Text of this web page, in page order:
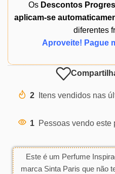
Os Descontos
aplicam-se
diferentes
Aproveite! Pague
2 Itens vendidos nas
1 Pessoas vendo este
Este é um Perfume
marca Sinta Paris que não